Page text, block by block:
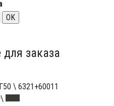
OK
заказа
\ 6321+60011